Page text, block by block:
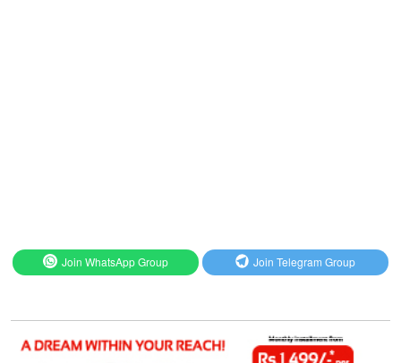
Join WhatsApp Group Join Telegram Group